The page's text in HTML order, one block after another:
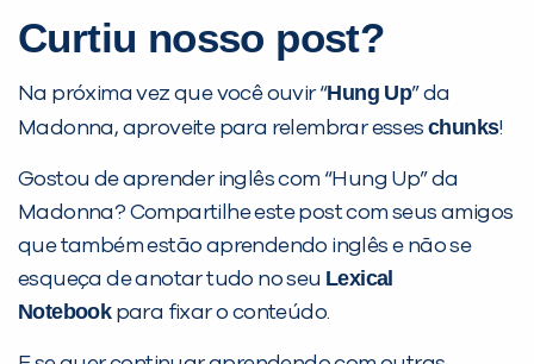
Curtiu nosso post?
Na próxima vez que você ouvir “Hung Up” da
Madonna, aproveite para relembrar esses chunks!
Gostou de aprender inglês com “Hung Up” da
Madonna? Compartilhe este post com seus amigos
que também estão aprendendo inglês e não se
esqueça de anotar tudo no seu Lexical
Notebookpara fixar o conteúdo.